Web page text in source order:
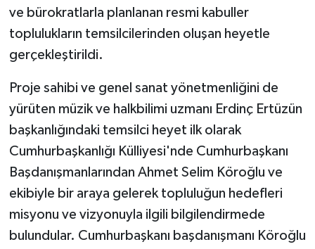
ve bürokratlarla planlanan resmi kabuller
toplulukların temsilcilerinden oluşan heyetle
gerçekleştirildi.
Proje sahibi ve genel sanat yönetmenliğini de
yürüten müzik ve halkbilimi uzmanı Erdinç Ertüzün
başkanlığındaki temsilci heyet ilk olarak
Cumhurbaşkanlığı Külliyesi'nde Cumhurbaşkanı
Başdanışmanlarından Ahmet Selim Köroğlu ve
ekibiyle bir araya gelerek topluluğun hedefleri
misyonu ve vizyonuyla ilgili bilgilendirmede
bulundular. Cumhurbaşkanı başdanışmanı Köroğlu